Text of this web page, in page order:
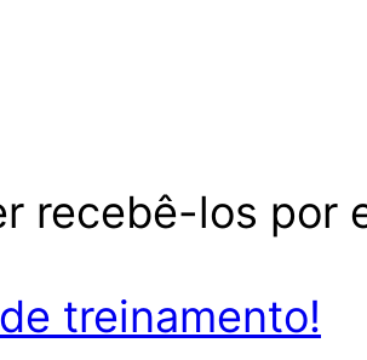
recebê-los por
treinamento!